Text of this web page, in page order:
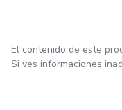
El contenido de este
Si ves informaciones